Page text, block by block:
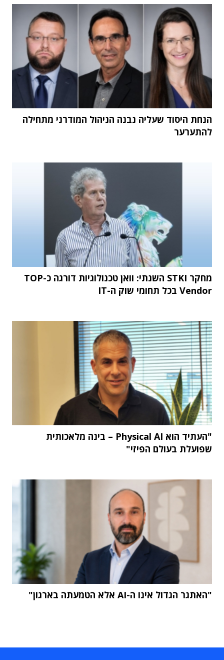
הנחת היסוד שעליה נבנה הניהול המודרני מתחילה
להתערער
מחקר STKI השנתי: וואן טכנולוגיות דורגה כ-TOP
Vendor בכל תחומי שוק ה-IT
"העתיד הוא Physical AI – בינה מלאכותית
שפועלת בעולם הפיזי"
"האתגר הגדול אינו ה-AI אלא הטמעתה בארגון"